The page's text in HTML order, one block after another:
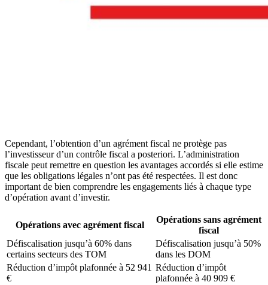
Cependant, l’obtention d’un agrément fiscal ne protège pas
l’investisseur d’un contrôle fiscal a posteriori. L’administration
fiscale peut remettre en question les avantages accordés si elle estime
que les obligations légales n’ont pas été respectées. Il est donc
important de bien comprendre les engagements liés à chaque type
d’opération avant d’investir.
Opérations avec agrément fiscal
Opérations sans agrément
fiscal
Défiscalisation jusqu’à 60% dans
certains secteurs des TOM
Défiscalisation jusqu’à 50%
dans les DOM
Réduction d’impôt plafonnée à 52 941
€
Réduction d’impôt
plafonnée à 40 909 €